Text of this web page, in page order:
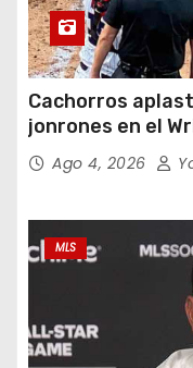
Cachorros
jonrones en el
Ago 4, 2026
MLS